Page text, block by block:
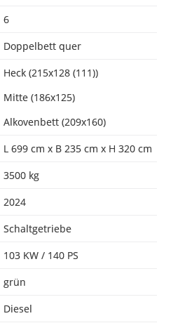
6
Doppelbett quer
Heck (215x128 (111))
Mitte (186x125)
Alkovenbett (209x160)
L 699 cm x B 235 cm x H 320 cm
3500 kg
2024
Schaltgetriebe
103 KW / 140 PS
grün
Diesel